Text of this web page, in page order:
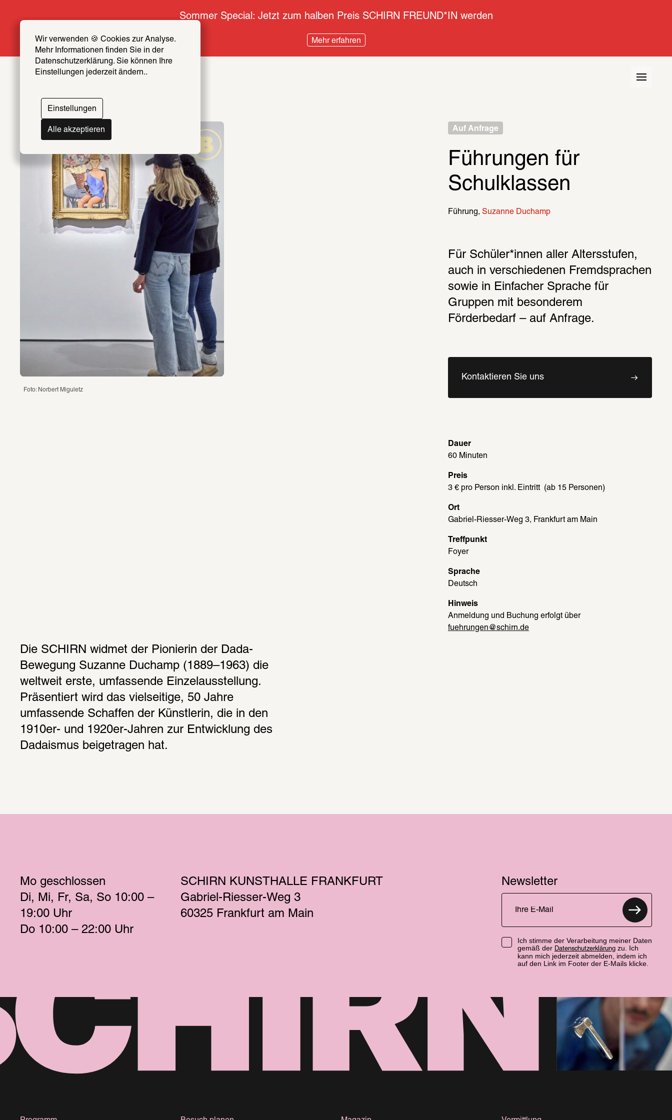
Wir verwenden 🍪 Cookies zur Analyse.
Mehr Informationen finden Sie in der
Datenschutzerklärung. Sie können Ihre
Einstellungen jederzeit ändern..
Einstellungen
Alle akzeptieren
Sommer Special: Jetzt zum halben Preis SCHIRN FREUND*IN werden
Mehr erfahren
Foto: Norbert Miguletz
Auf Anfrage
Führungen für
Schulklassen
Führung Suzanne Duchamp
Für Schüler*innen aller Altersstufen,
auch in verschiedenen Fremdsprachen
sowie in Einfacher Sprache für
Gruppen mit besonderem
Förderbedarf – auf Anfrage.
Kontaktieren Sie uns
Dauer
60 Minuten
Preis
3 € pro Person inkl. Eintritt  (ab 15 Personen)
Ort
Gabriel-Riesser-Weg 3, Frankfurt am Main
Treffpunkt
Foyer
Sprache
Deutsch
Hinweis
Anmeldung und Buchung erfolgt über
fuehrungen@schirn.de
Die SCHIRN widmet der Pionierin der Dada-
Bewegung Suzanne Duchamp (1889–1963) die
weltweit erste, umfassende Einzelausstellung.
Präsentiert wird das vielseitige, 50 Jahre
umfassende Schaffen der Künstlerin, die in den
1910er- und 1920er-Jahren zur Entwicklung des
Dadaismus beigetragen hat.
Mo geschlossen
Di
Mi Fr Sa So 10:00 –
19:00 Uhr
Do 10:00 – 22:00 Uhr
SCHIRN KUNSTHALLE FRANKFURT
Gabriel-Riesser-Weg 3
60325 Frankfurt am Main
Newsletter
Ich stimme der Verarbeitung meiner Daten
gemäß der Datenschutzerklärung zu. Ich
kann mich jederzeit abmelden, indem ich
auf den Link im Footer der E-Mails klicke.